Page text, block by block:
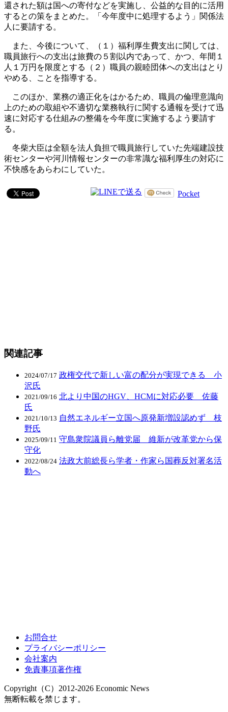
還された額は国への寄付などを実施し、公益的な目的に活用
するとの策をまとめた。「今年度中に処理するよう」関係法
人に要請する。
また、今後について、（１）福利厚生費支出に関しては、
職員旅行への支出は旅費の５割以内であって、かつ、年間１
人１万円を限度とする（２）職員の親睦団体への支出はとり
やめる、ことを指導する。
このほか、業務の適正化をはかるため、職員の倫理意識向
上のための取組や不適切な業務執行に関する通報を受けて迅
速に対応する仕組みの整備を今年度に実施するよう要請す
る。
冬柴大臣は全額を法人負担で職員旅行していた先端建設技
術センターや河川情報センターの非常識な福利厚生の対応に
不快感をあらわにしていた。
Pocket
関連記事
2024/07/17 政権交代で新しい富の配分が実現できる 小
沢氏
2021/09/16 北より中国のHGV、HCMに対応必要 佐藤
氏
2021/10/13 自然エネルギー立国へ原発新増設認めず 枝
野氏
2025/09/11 守島衆院議員ら離党届 維新が改革党から保
守化
2022/08/24 法政大前総長ら学者・作家ら国葬反対署名活
動へ
お問合せ
プライバシーポリシー
会社案内
免責事項著作権
Copyright（C）2012-2026 Economic News
無断転載を禁じます。